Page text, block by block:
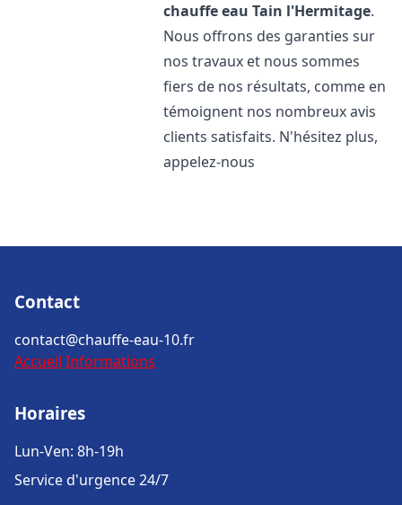
chauffe eau Tain l'Hermitage.
Nous offrons des garanties sur
nos travaux et nous sommes
fiers de nos résultats, comme en
témoignent nos nombreux avis
clients satisfaits. N'hésitez plus,
appelez-nous
Contact
contact@chauffe-eau-10.fr
Accueil Informations
Horaires
Lun-Ven: 8h-19h
Service d'urgence 24/7